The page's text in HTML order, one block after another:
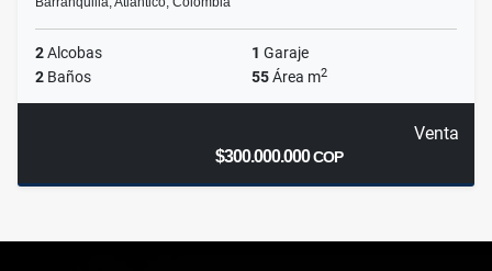
2Alcobas 1 Garaje
2 Baños 55Área m2
Venta
$300.000.000COP